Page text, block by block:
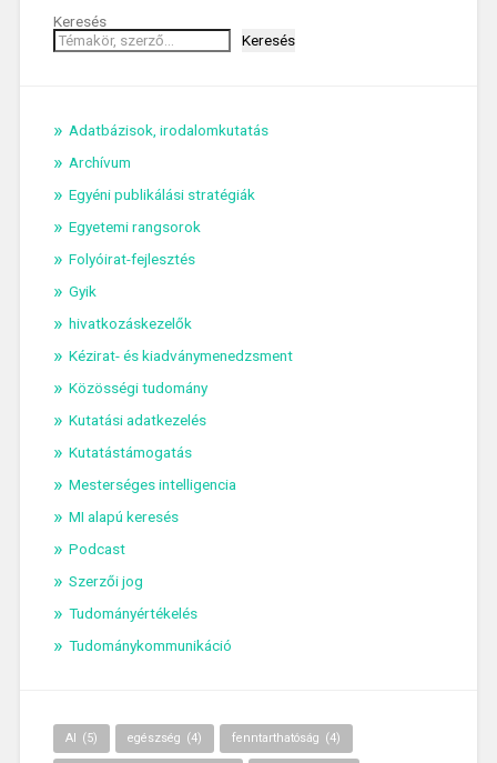
Keresés
Keresés
Adatbázisok, irodalomkutatás
Archívum
Egyéni publikálási stratégiák
Egyetemi rangsorok
Folyóirat-fejlesztés
Gyik
hivatkozáskezelők
Kézirat- és kiadványmenedzsment
Közösségi tudomány
Kutatási adatkezelés
Kutatástámogatás
Mesterséges intelligencia
MI alapú keresés
Podcast
Szerzői jog
Tudományértékelés
Tudománykommunikáció
AI (5) egészség (4) fenntarthatóság (4)